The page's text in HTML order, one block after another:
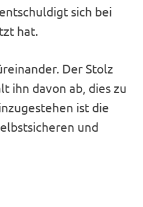
sich bei
hat.
Der Stolz
ihn davon ab, dies zu
ist die
und